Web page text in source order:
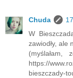
Chuda
W
zawiodły, ale
https://
bieszczady-